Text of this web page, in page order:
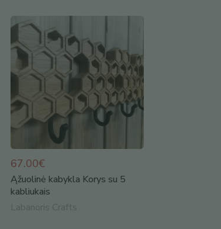
67.00€
Ąžuolinė kabykla Korys su 5
kabliukais
Labanoris Crafts